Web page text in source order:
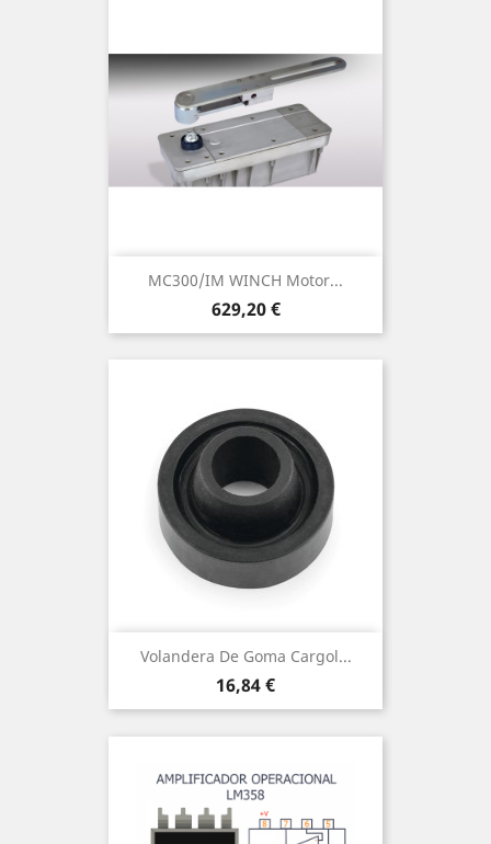
MC300/IM WINCH Motor...
Preu
629,20 €
Volandera De Goma Cargol...
Preu
16,84 €